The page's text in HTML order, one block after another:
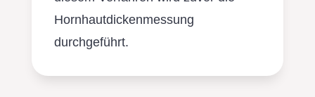
Hornhautdickenmessung
durchgeführt.